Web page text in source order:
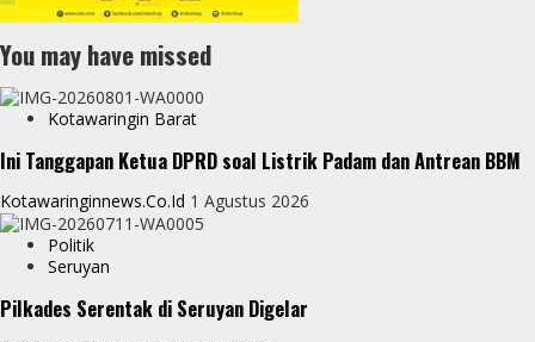
You may have missed
Kotawaringin Barat
Ini Tanggapan Ketua DPRD soal Listrik Padam dan Antrean BBM
Kotawaringinnews.co.id 1 Agustus 2026
Politik
Seruyan
Pilkades Serentak di Seruyan Digelar